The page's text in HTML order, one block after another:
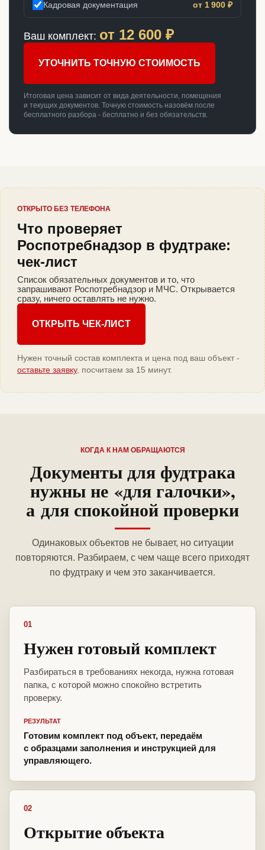
Кадровая документация от 1 900 ₽
Ваш комплект: от 12 600 ₽
УТОЧНИТЬ ТОЧНУЮ СТОИМОСТЬ
Итоговая цена зависит от вида деятельности, помещения
и текущих документов. Точную стоимость назовём после
бесплатного разбора - бесплатно и без обязательств.
ОТКРЫТО БЕЗ ТЕЛЕФОНА
Что проверяет
Роспотребнадзор в фудтраке:
чек-лист
Список обязательных документов и то, что
запрашивают Роспотребнадзор и МЧС. Открывается
сразу, ничего оставлять не нужно.
ОТКРЫТЬ ЧЕК-ЛИСТ
Нужен точный состав комплекта и цена под ваш объект -
оставьте заявку, посчитаем за 15 минут.
КОГДА К НАМ ОБРАЩАЮТСЯ
Документы для фудтрака
нужны не «для галочки»,
а для спокойной проверки
Одинаковых объектов не бывает, но ситуации
повторяются. Разбираем, с чем чаще всего приходят
по фудтраку и чем это заканчивается.
01
Нужен готовый комплект
Разбираться в требованиях некогда, нужна готовая
папка, с которой можно спокойно встретить
проверку.
РЕЗУЛЬТАТ
Готовим комплект под объект, передаём
с образцами заполнения и инструкцией для
управляющего.
02
Открытие объекта